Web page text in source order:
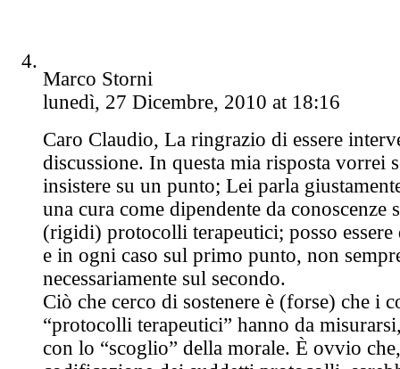
Marco Storni
lunedì, 27 Dicembre, 2010 at 18:16
Caro Claudio, La ringrazio di essere
discussione. In questa mia risposta vorrei
insistere su un punto; Lei parla
una cura come dipendente da conoscenze
(rigidi) protocolli terapeutici; posso essere
e in ogni caso sul primo punto, non
necessariamente sul secondo.
Ciò che cerco di sostenere è (forse) che i
“protocolli terapeutici” hanno da
con lo “scoglio” della morale. È ovvio